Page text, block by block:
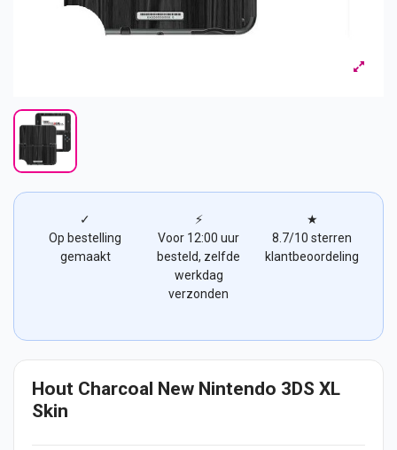
✓
Op bestelling
gemaakt
⚡
Voor 12:00 uur
besteld, zelfde
werkdag
verzonden
★
8.7/10 sterren
klantbeoordeling
Hout Charcoal New Nintendo 3DS XL
Skin